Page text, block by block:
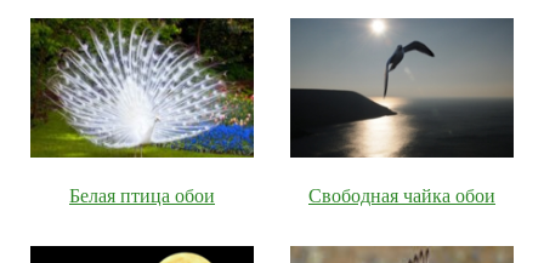
Белая птица обои Свободная чайка обои